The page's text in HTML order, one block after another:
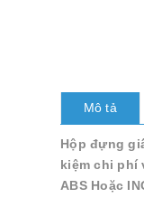
Mô tả
Hộp đựng
kiệm chi phí
ABS Hoặc